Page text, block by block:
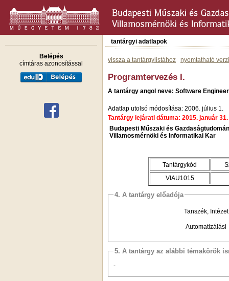
Belépés
címtáras azonosítással
tantárgyi adatlapok
vissza a tantárgylistához nyomtatható
Programtervezés I.
A tantárgy angol neve: Software
Adatlap utolsó módosítása: 2006. július 1.
Tantárgy lejárati dátuma: 2015. január 31.
Budapesti Műszaki és
Villamosmérnöki és Informatikai Kar
Tantárgykód
VIAU1015
4. A tantárgy előadója
Tanszék, Intézet
Automatizálási
5. A tantárgy az alábbi témakörök
-